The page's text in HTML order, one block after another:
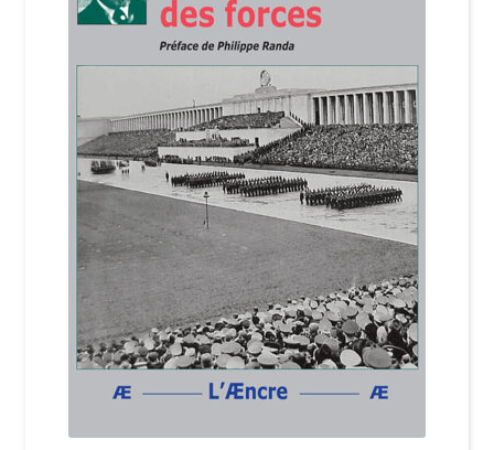
Login Customizer
Newsletter
Nous Contacter
Panier
Politique de confidentialité et cookies
Qui sommes-nous ?
Soutien à Philippe Randa
Suivi de la Commande